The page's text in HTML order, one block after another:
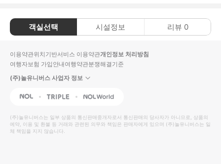
객실선택 시설정보 리뷰 0
이용약관위치기반서비스 이용약관개인정보 처리방침
여행자보험 가입안내여행약관분쟁해결기준
(주)놀유니버스 사업자 정보
NOL Triple Interpark Global
(주)놀유니버스는 일부 상품의 통신판매중개자로서 통신판매의 당사자가 아니므로, 상품의
예약, 이용 및 환불 등 거래와 관련된 의무와 책임은 판매자에게 있으며 (주)놀유니버스는 일
체 책임을 지지 않습니다.